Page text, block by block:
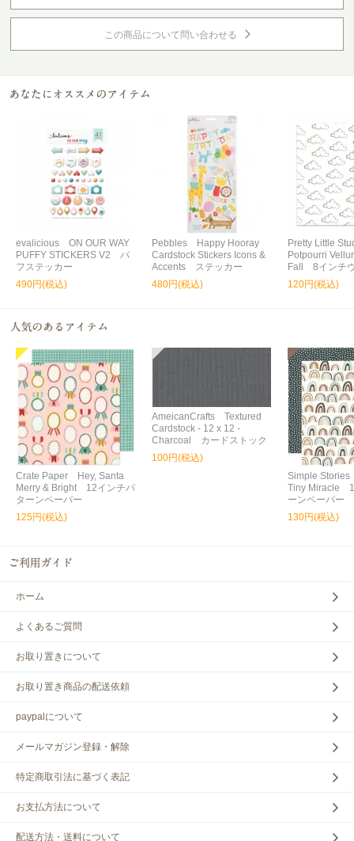
この商品について問い合わせる
evalicious ON OUR WAY
PUFFY STICKERS V2 パ
フステッカー
490円(税込)
Pebbles Happy Hooray
Cardstock Stickers Icons &
Accents ステッカー
480円(税込)
Pretty Little
Potpourri
Fall 8インチ
120円(税込)
Crate Paper Hey, Santa
Merry & Bright 12インチパ
ターンペーパー
125円(税込)
AmeicanCrafts Textured
Cardstock - 12 x 12 -
Charcoal カードストック
100円(税込)
Simple
Tiny Miracle
ーンペーパー
130円(税込)
ホーム
よくあるご質問
お取り置きについて
お取り置き商品の配送依頼
paypalについて
メールマガジン登録・解除
特定商取引法に基づく表記
お支払方法について
配送方法・送料について